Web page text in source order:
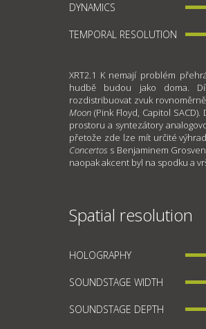
DYNAMICS
TEMPORAL RESOLUTION
XRT2.1 K nemají problém
hudbě budou jako doma.
rozdistribuovat zvuk
Moon(Pink Floyd, Capitol
prostoru a syntezátory
přetože zde lze mít určité
Concertos s Benjaminem
naopak akcent byl na spodku a
Spatial resolution
HOLOGRAPHY
SOUNDSTAGE WIDTH
SOUNDSTAGE DEPTH